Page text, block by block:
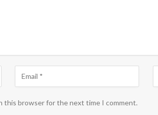
this browser for the next time I comment.